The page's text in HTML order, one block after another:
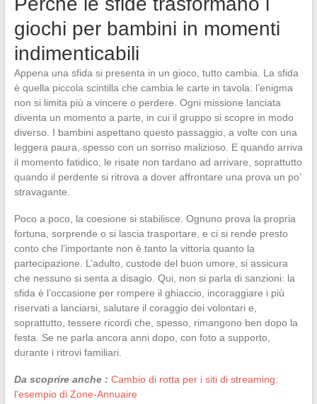
giochi per bambini in momenti
indimenticabili
Appena una sfida si presenta in un gioco, tutto cambia. La sfida
è quella piccola scintilla che cambia le carte in tavola: l’enigma
non si limita più a vincere o perdere. Ogni missione lanciata
diventa un momento a parte, in cui il gruppo si scopre in modo
diverso. I bambini aspettano questo passaggio, a volte con una
leggera paura, spesso con un sorriso malizioso. E quando arriva
il momento fatidico, le risate non tardano ad arrivare, soprattutto
quando il perdente si ritrova a dover affrontare una prova un po’
stravagante.
Poco a poco, la coesione si stabilisce. Ognuno prova la propria
fortuna, sorprende o si lascia trasportare, e ci si rende presto
conto che l’importante non è tanto la vittoria quanto la
partecipazione. L’adulto, custode del buon umore, si assicura
che nessuno si senta a disagio. Qui, non si parla di sanzioni: la
sfida è l’occasione per rompere il ghiaccio, incoraggiare i più
riservati a lanciarsi, salutare il coraggio dei volontari e,
soprattutto, tessere ricordi che, spesso, rimangono ben dopo la
festa. Se ne parla ancora anni dopo, con foto a supporto,
durante i ritrovi familiari.
Da scoprire anche : Cambio di rotta per i siti di streaming:
l'esempio di Zone-Annuaire